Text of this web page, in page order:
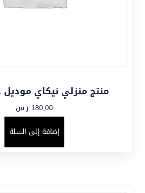
منتج منزلي نيكاي موديل NOH835A
180,00 ر.س
إضافة إلى السلة